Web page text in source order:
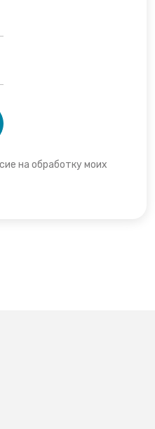
на обработку моих